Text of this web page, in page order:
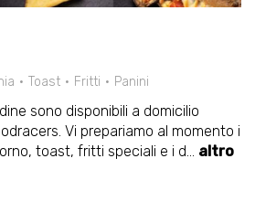
Toast Fritti Panini
sono disponibili a domicilio
Vi prepariamo al momento i
toast, fritti speciali e i d... altro